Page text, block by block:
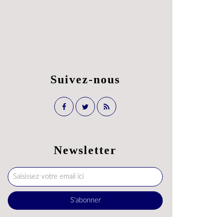
Newsletter
Suivez-nous